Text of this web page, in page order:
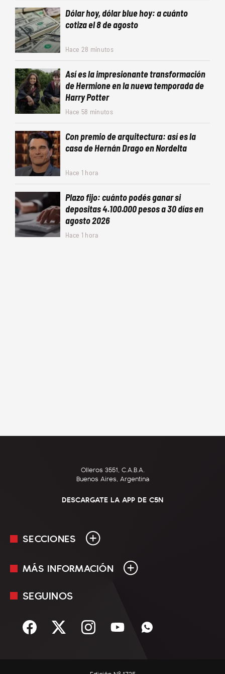
Dólar hoy, dólar blue hoy: a cuánto
cotiza el 8 de agosto
Hace 28 minutos
Así es la impresionante transformación
de Hermione en la nueva temporada de
Harry Potter
Hace 58 minutos
Con premio de arquitectura: así es la
casa de Hernán Drago en Nordelta
Hace 1 hora
Plazo fijo: cuánto podés ganar si
depositas 4.100.000 pesos a 30 días en
agosto 2026
Hace 1 hora
Olleros 3551, C.A.B.A.
Buenos Aires, Argentina
DESCARGATE LA APP DE C5N
SECCIONES
En Vivo
Sociedad
MÁS INFORMACIÓN
Mediakit
Términos y condiciones
SEGUINOS